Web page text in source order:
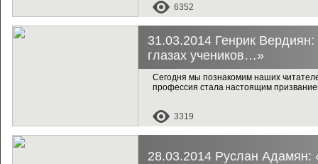
6352
31.03.2014 Генрик
глазах учеников…»
Сегодня мы познакомим наших
профессия стала настоящим
3319
28.03.2014 Руслан Адамян: